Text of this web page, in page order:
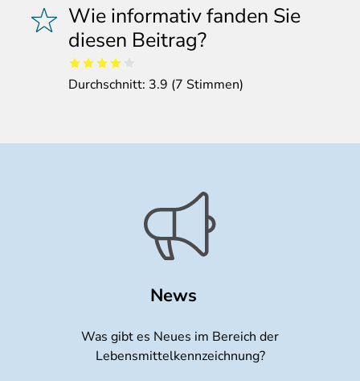
Wie informativ fanden Sie
diesen Beitrag?
Durchschnitt: 3.9 (7 Stimmen)
News
Was gibt es Neues im Bereich der
Lebensmittelkennzeichnung?